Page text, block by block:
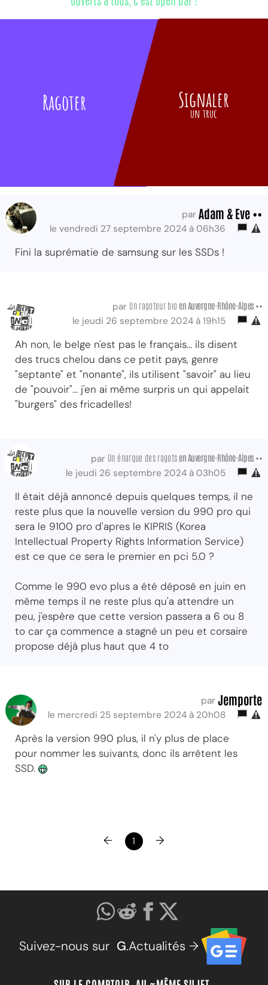
Ragoter Signaler
un truc
par Adam & Eve ••
le vendredi 27 septembre 2024 à 06h36
Fini la suprématie de samsung sur les SSDs !
par Un ragoteur bio en Auvergne-Rhône-Alpes ••
le jeudi 26 septembre 2024 à 19h15
Ah non, le belge n'est pas le français... ils disent
des trucs chelou dans ce petit pays, genre
"septante" et "nonante", ils utilisent "savoir" au lieu
de "pouvoir"... j'en ai même surpris un qui appelait
"burgers" des fricadelles!
par Un énarque des ragots en Auvergne-Rhône-Alpes ••
le jeudi 26 septembre 2024 à 03h05
Il était déjà annoncé depuis quelques temps, il ne
reste plus que la nouvelle version du 990 pro qui
sera le 9100 pro d'apres le KIPRIS (Korea
Intellectual Property Rights Information Service)
est ce que ce sera le premier en pci 5.0 ?
Comme le 990 evo plus a été déposé en juin en
même temps il ne reste plus qu'a attendre un
peu, j'espère que cette version passera a 6 ou 8
to car ça commence a stagné un peu et corsaire
propose déjà plus haut que 4 to
par Jemporte
le mercredi 25 septembre 2024 à 20h08
Après la version 990 plus, il n'y plus de place
pour nommer les suivants, donc ils arrêtent les
SSD.
← 1 →
Suivez-nous sur G.Actualités →